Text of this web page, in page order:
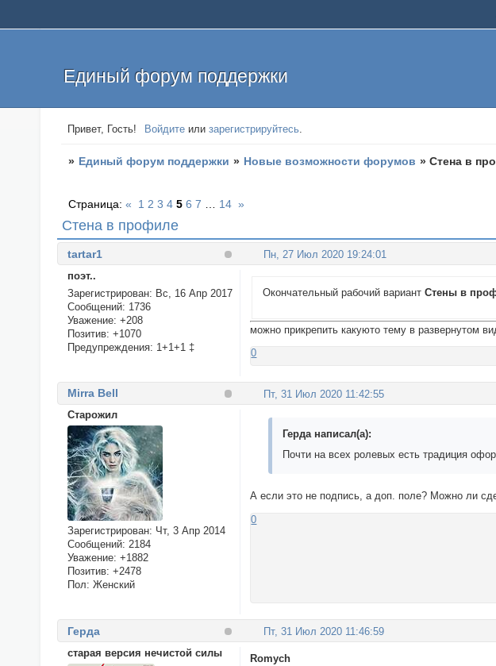
Единый форум поддержки
Привет, Гость! Войдите илизарегистрируйтесь.
» Единый форум поддержки » Новые возможности форумов »Стена в
Стена в профиле
Страница:« 1 2 3 4 5 6 7 14 »
Пн, 27 Июл 2020 19:24:01
tartar1
поэт..
Зарегистрирован: Вс, 16 Апр 2017
Сообщений: 1736
Уважение: +208
Позитив: +1070
Предупреждения: 1+1+1 ‡
Окончательный рабочий вариантСтены в
можно прикрепить какуюто тему в развернутом
0
Пт, 31 Июл 2020 11:42:55
Mirra Bell
Cтарожил
Зарегистрирован: Чт, 3 Апр 2014
Сообщений: 2184
Уважение: +1882
Позитив: +2478
Пол: Женский
Герда написал(а):
Почти на всех ролевых есть традиция
А если это не подпись, а доп. поле? Можно ли
0
Пт, 31 Июл 2020 11:46:59
Герда
старая версия нечистой силы
Romych